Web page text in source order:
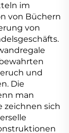
im
von Büchern
von
und
Die
man
zeichnen sich